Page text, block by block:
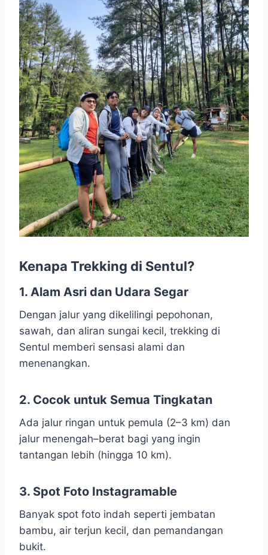
Kenapa Trekking di Sentul?
1. Alam Asri dan Udara Segar
Dengan jalur yang dikelilingi pepohonan,
sawah, dan aliran sungai kecil, trekking di
Sentul memberi sensasi alami dan
menenangkan.
2. Cocok untuk Semua Tingkatan
Ada jalur ringan untuk pemula (2–3 km) dan
jalur menengah–berat bagi yang ingin
tantangan lebih (hingga 10 km).
3. Spot Foto Instagramable
Banyak spot foto indah seperti jembatan
bambu, air terjun kecil, dan pemandangan
bukit.